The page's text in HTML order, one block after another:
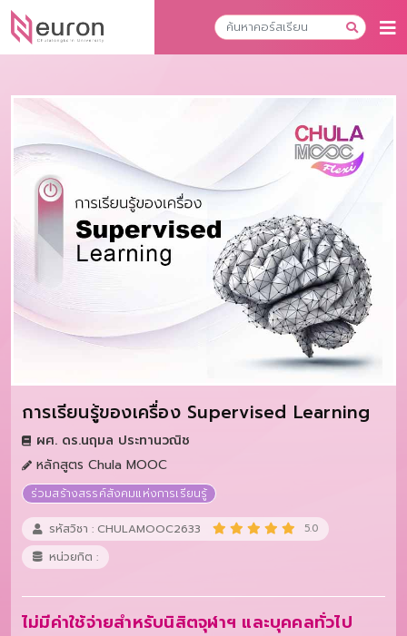
การเรียนรู้ของเครื่อง Supervised Learning
ผศ. ดร.นฤมล ประทานวณิช
หลักสูตร Chula MOOC
ร่วมสร้างสรรค์สังคมแห่งการเรียนรู้
รหัสวิชา : CHULAMOOC2633 5.0
หน่วยกิต :
ไม่มีค่าใช้จ่ายสำหรับนิสิตจุฬาฯ และบุคคลทั่วไป